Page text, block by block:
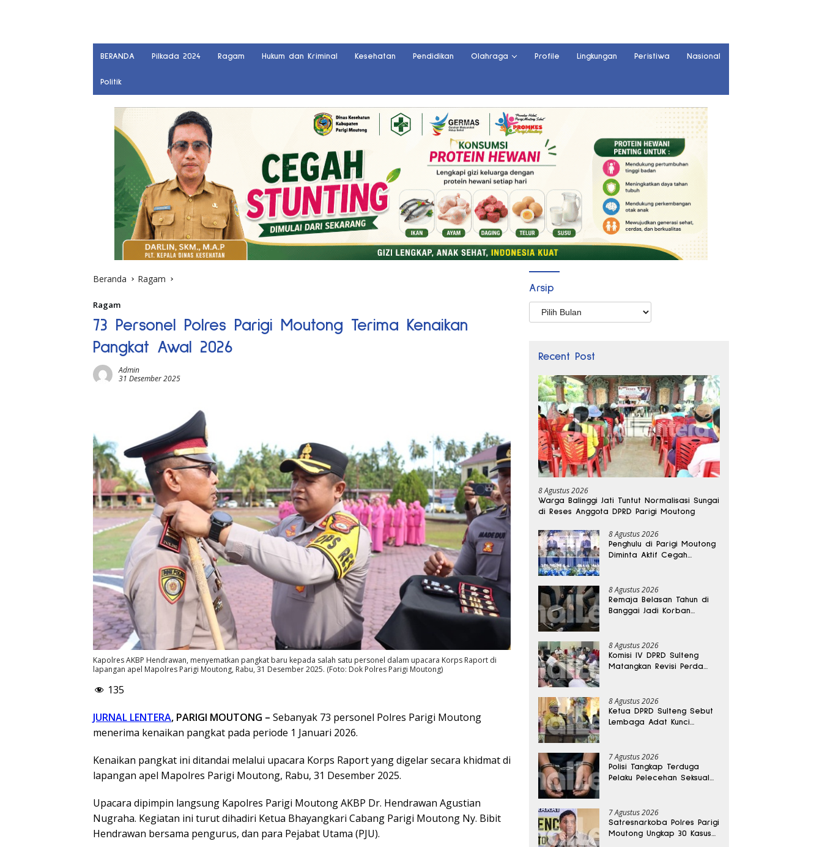
BERANDA Pilkada 2024 Ragam Hukum dan Kriminal Kesehatan Pendidikan Olahraga Profile Lingkungan Peristiwa Nasional
Politik
Beranda Ragam
Ragam
73 Personel Polres Parigi Moutong Terima Kenaikan
Pangkat Awal 2026
Admin
31 Desember 2025
Kapolres AKBP Hendrawan, menyematkan pangkat baru kepada salah satu personel dalam upacara Korps Raport di
lapangan apel Mapolres Parigi Moutong, Rabu, 31 Desember 2025. (Foto: Dok Polres Parigi Moutong)
135
JURNAL LENTERA, PARIGI MOUTONG – Sebanyak 73 personel Polres Parigi Moutong
menerima kenaikan pangkat pada periode 1 Januari 2026.
Kenaikan pangkat ini ditandai melalui upacara Korps Raport yang digelar secara khidmat di
lapangan apel Mapolres Parigi Moutong, Rabu, 31 Desember 2025.
Upacara dipimpin langsung Kapolres Parigi Moutong AKBP Dr. Hendrawan Agustian
Nugraha. Kegiatan ini turut dihadiri Ketua Bhayangkari Cabang Parigi Moutong Ny. Bibit
Hendrawan bersama pengurus, dan para Pejabat Utama (PJU).
Arsip
Arsip
Recent Post
8 Agustus 2026
Warga Balinggi Jati Tuntut Normalisasi Sungai
di Reses Anggota DPRD Parigi Moutong
8 Agustus 2026
Penghulu di Parigi Moutong
Diminta Aktif Cegah
8 Agustus 2026
Remaja Belasan Tahun di
Banggai Jadi Korban
8 Agustus 2026
Komisi IV DPRD Sulteng
Matangkan Revisi Perda
8 Agustus 2026
Ketua DPRD Sulteng Sebut
Lembaga Adat Kunci
7 Agustus 2026
Polisi Tangkap Terduga
Pelaku Pelecehan Seksual
7 Agustus 2026
Satresnarkoba Polres Parigi
Moutong Ungkap 30 Kasus